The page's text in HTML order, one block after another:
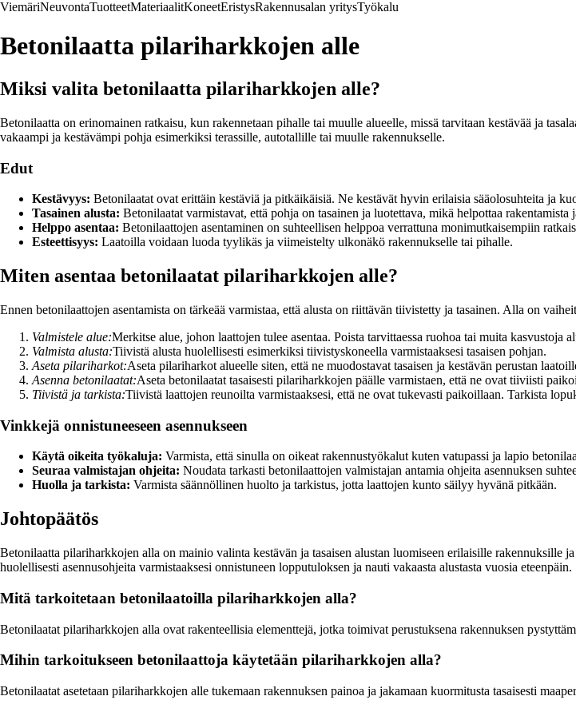
ViemäriNeuvontaTuotteetMateriaalitKoneetEristysRakennusalan yritysTyökalu
Betonilaatta pilariharkkojen alle
Miksi valita betonilaatta pilariharkkojen alle?
Betonilaatta on erinomainen ratkaisu, kun rakennetaan pihalle tai muulle alueelle, missä tarvitaan kestävää ja
vakaampi ja kestävämpi pohja esimerkiksi terassille, autotallille tai muulle rakennukselle.
Edut
Kestävyys: Betonilaatat ovat erittäin kestäviä ja pitkäikäisiä. Ne kestävät hyvin erilaisia sääolosuhteita ja
Tasainen alusta: Betonilaatat varmistavat, että pohja on tasainen ja luotettava, mikä helpottaa rakentamista
Helppo asentaa: Betonilaattojen asentaminen on suhteellisen helppoa verrattuna monimutkaisempiin
Esteettisyys: Laatoilla voidaan luoda tyylikäs ja viimeistelty ulkonäkö rakennukselle tai pihalle.
Miten asentaa betonilaatat pilariharkkojen alle?
Ennen betonilaattojen asentamista on tärkeää varmistaa, että alusta on riittävän tiivistetty ja tasainen. Alla on
Valmistele alue:Merkitse alue, johon laattojen tulee asentaa. Poista tarvittaessa ruohoa tai muita kasvustoja
Valmista alusta:Tiivistä alusta huolellisesti esimerkiksi tiivistyskoneella varmistaaksesi tasaisen pohjan.
Aseta pilariharkot:Aseta pilariharkot alueelle siten, että ne muodostavat tasaisen ja kestävän perustan
Asenna betonilaatat:Aseta betonilaatat tasaisesti pilariharkkojen päälle varmistaen, että ne ovat tiiviisti
Tiivistä ja tarkista:Tiivistä laattojen reunoilta varmistaaksesi, että ne ovat tukevasti paikoillaan. Tarkista
Vinkkejä onnistuneeseen asennukseen
Käytä oikeita työkaluja: Varmista, että sinulla on oikeat rakennustyökalut kuten vatupassi ja lapio
Seuraa valmistajan ohjeita: Noudata tarkasti betonilaattojen valmistajan antamia ohjeita asennuksen
Huolla ja tarkista: Varmista säännöllinen huolto ja tarkistus, jotta laattojen kunto säilyy hyvänä pitkään.
Johtopäätös
Betonilaatta pilariharkkojen alla on mainio valinta kestävän ja tasaisen alustan luomiseen erilaisille rakennuksille
huolellisesti asennusohjeita varmistaaksesi onnistuneen lopputuloksen ja nauti vakaasta alustasta vuosia eteenpäin.
Mitä tarkoitetaan betonilaatoilla pilariharkkojen alla?
Betonilaatat pilariharkkojen alla ovat rakenteellisia elementtejä, jotka toimivat perustuksena rakennuksen
Mihin tarkoitukseen betonilaattoja käytetään pilariharkkojen alla?
Betonilaatat asetetaan pilariharkkojen alle tukemaan rakennuksen painoa ja jakamaan kuormitusta tasaisesti